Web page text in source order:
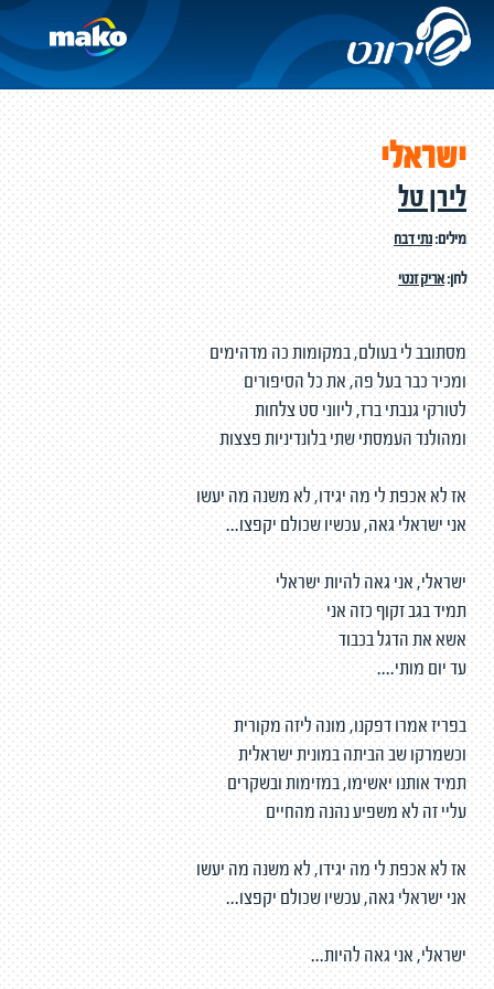
ישראלי
לירן טל
מילים:נתי דבח
לחן:אריק זנטי
מסתובב לי בעולם, במקומות כה מדהימים
ומכיר כבר בעל פה, את כל הסיפורים
לטורקי גנבתי ברז, ליווני סט צלחות
ומהולנד העמסתי שתי בלונדיניות פצצות
אז לא אכפת לי מה יגידו, לא משנה מה יעשו
אני ישראלי גאה, עכשיו שכולם יקפצו...
ישראלי, אני גאה להיות ישראלי
תמיד בגב זקוף כזה אני
אשא את הדגל בכבוד
עד יום מותי....
בפריז אמרו דפקנו, מונה ליזה מקורית
וכשמרקו שב הביתה במונית ישראלית
תמיד אותנו יאשימו, במזימות ובשקרים
עליי זה לא משפיע נהנה מהחיים
אז לא אכפת לי מה יגידו, לא משנה מה יעשו
אני ישראלי גאה, עכשיו שכולם יקפצו...
ישראלי, אני גאה להיות...